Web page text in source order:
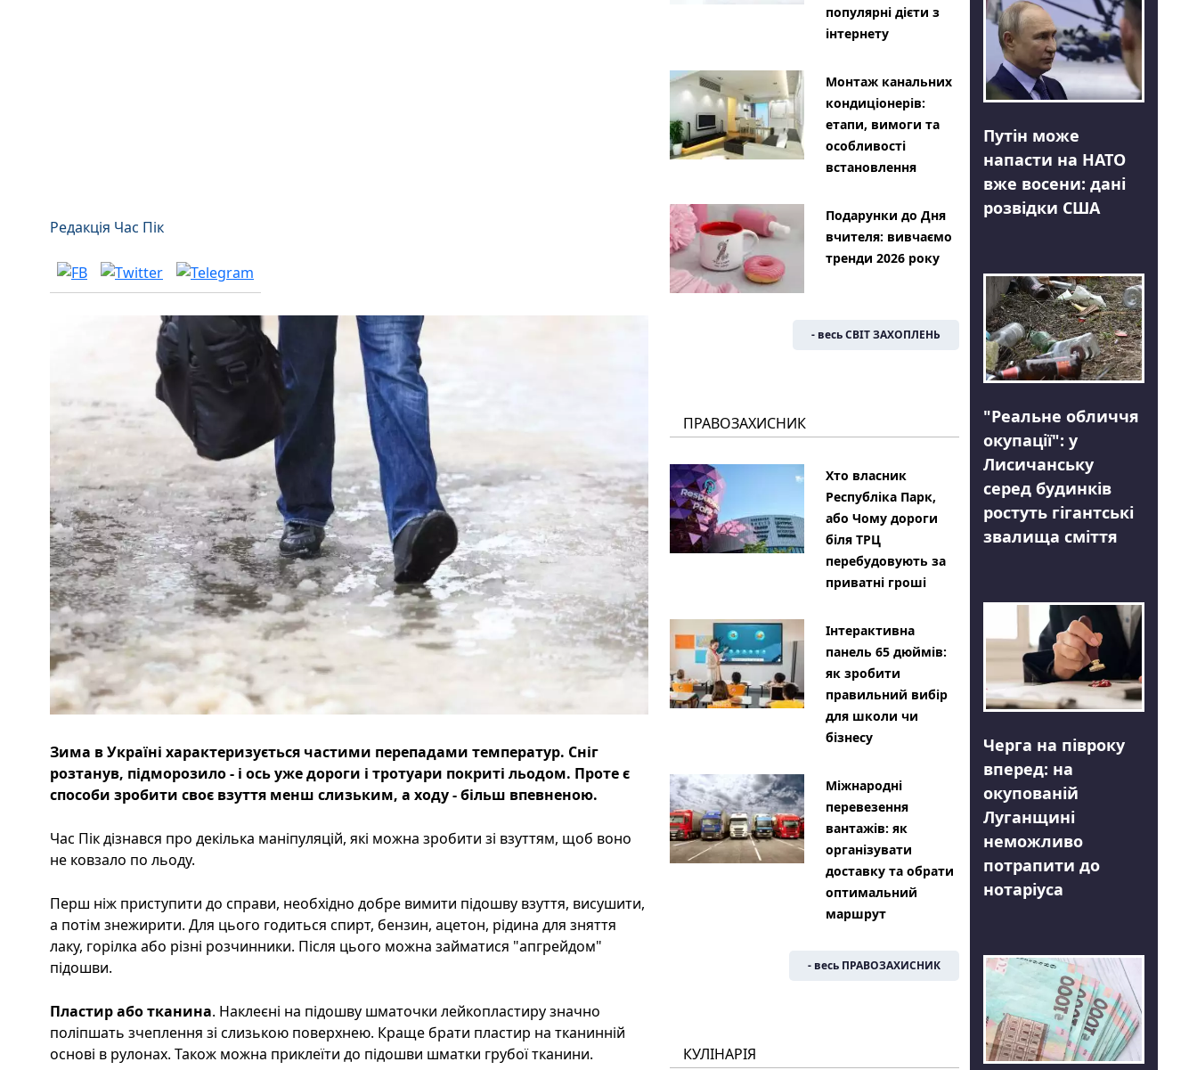
Редакція Час Пік
Зима в Україні характеризується частими перепадами температур. Сніг
розтанув, підморозило - і ось уже дороги і тротуари покриті льодом. Проте є
способи зробити своє взуття менш слизьким, а ходу - більш впевненою.
Час Пік дізнався про декілька маніпуляцій, які можна зробити зі взуттям, щоб воно
не ковзало по льоду.
Перш ніж приступити до справи, необхідно добре вимити підошву взуття, висушити,
а потім знежирити. Для цього годиться спирт, бензин, ацетон, рідина для зняття
лаку, горілка або різні розчинники. Після цього можна займатися "апгрейдом"
підошви.
Пластир або тканина. Наклеєні на підошву шматочки лейкопластиру значно
поліпшать зчеплення зі слизькою поверхнею. Краще брати пластир на тканинній
основі в рулонах. Також можна приклеїти до підошви шматки грубої тканини.
популярні дієти з
інтернету
Монтаж канальних
кондиціонерів:
етапи, вимоги та
особливості
встановлення
Подарунки до Дня
вчителя: вивчаємо
тренди 2026 року
- весь СВІТ ЗАХОПЛЕНЬ
ПРАВОЗАХИСНИК
Хто власник
Республіка Парк,
або Чому дороги
біля ТРЦ
перебудовують за
приватні гроші
Інтерактивна
панель 65 дюймів:
як зробити
правильний вибір
для школи чи
бізнесу
Міжнародні
перевезення
вантажів: як
організувати
доставку та обрати
оптимальний
маршрут
- весь ПРАВОЗАХИСНИК
КУЛІНАРІЯ
Путін може
напасти на НАТО
вже восени: дані
розвідки США
"Реальне обличчя
окупації": у
Лисичанську
серед будинків
ростуть гігантські
звалища сміття
Черга на півроку
вперед: на
окупованій
Луганщині
неможливо
потрапити до
нотаріуса